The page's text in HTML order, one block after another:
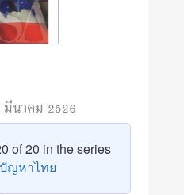
นาคม 2526
of 20 in the series
ญหาไทย